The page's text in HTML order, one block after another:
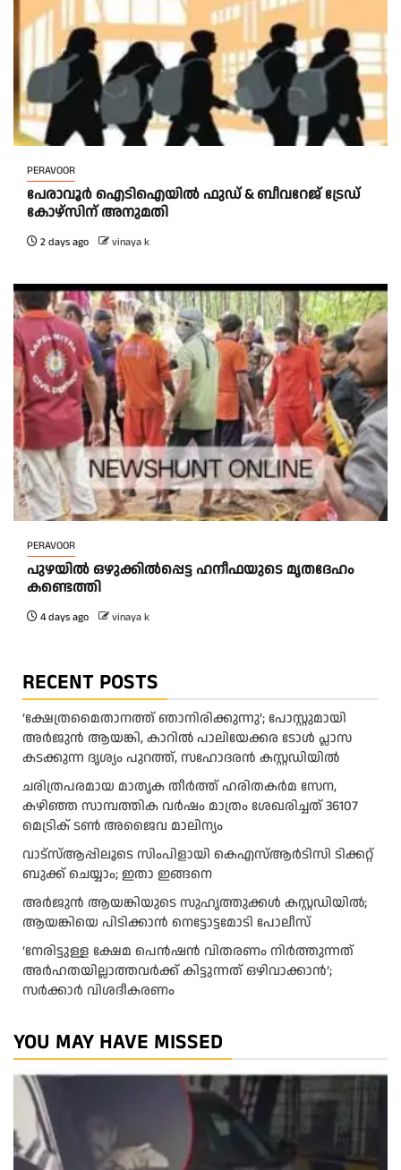
PERAVOOR
പേരാവൂർ ഐടിഐയിൽ ഫുഡ് & ബീവറേജ് ട്രേഡ്
കോഴ്സിന് അനുമതി
2 days ago vinaya k
PERAVOOR
പുഴയിൽ ഒഴുക്കിൽപ്പെട്ട ഹനീഫയുടെ മൃതദേഹം
കണ്ടെത്തി
4 days ago vinaya k
RECENT POSTS
‘ക്ഷേത്രമൈതാനത്ത് ഞാനിരിക്കുന്നു’; പോസ്റ്റുമായി
അർജുൻ ആയങ്കി, കാറിൽ പാലിയേക്കര ടോൾ പ്ലാസ
കടക്കുന്ന ദൃശ്യം പുറത്ത്, സഹോദരൻ കസ്റ്റഡിയിൽ
ചരിത്രപരമായ മാതൃക തീര്‍ത്ത് ഹരിതകര്‍മ സേന,
കഴിഞ്ഞ സാമ്പത്തിക വര്‍ഷം മാത്രം ശേഖരിച്ചത് 36107
മെട്രിക് ടണ്‍ അജൈവ മാലിന്യം
വാട്‌സ്ആപ്പിലൂടെ സിംപിളായി കെഎസ്ആര്‍ടിസി ടിക്കറ്റ്
ബുക്ക് ചെയ്യാം; ഇതാ ഇങ്ങനെ
അർജുൻ ആയങ്കിയുടെ സുഹൃത്തുക്കൾ കസ്റ്റഡിയിൽ;
ആയങ്കിയെ പിടിക്കാൻ നെട്ടോട്ടമോടി പോലീസ്
‘നേരിട്ടുള്ള ക്ഷേമ പെൻഷൻ വിതരണം നി‍‍ർത്തുന്നത്
അർഹതയില്ലാത്തവർക്ക് കിട്ടുന്നത് ഒഴിവാക്കാൻ’;
സർക്കാ‍ർ വിശദീകരണം
YOU MAY HAVE MISSED